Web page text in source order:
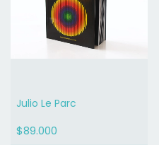
Julio Le Parc
$89.000